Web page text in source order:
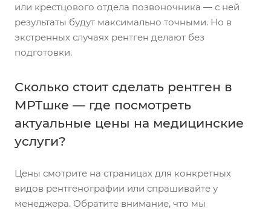
или крестцового отдела позвоночника — с ней
результаты будут максимально точными. Но в
экстренных случаях рентген делают без
подготовки.
Сколько стоит сделать рентген в
МРТшке — где посмотреть
актуальные цены на медицинские
услуги?
Цены смотрите на страницах для конкретных
видов рентгенографии или спрашивайте у
менеджера. Обратите внимание, что мы